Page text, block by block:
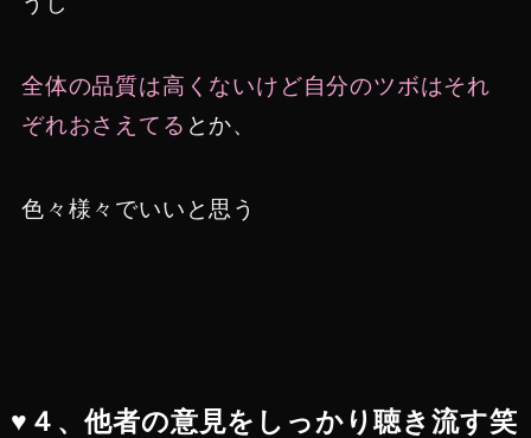
全体の品質は高くないけど自分のツボはそれ
ぞれおさえてる とか、
色々様々でいいと思う
♥４、他者の意見をしっかり聴き流す笑